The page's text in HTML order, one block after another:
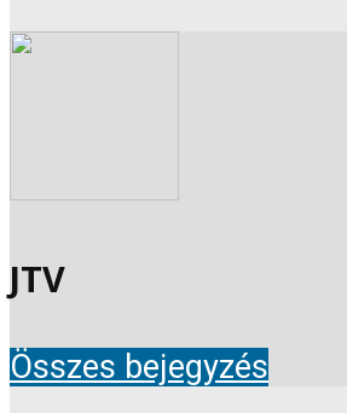
JTV
Összes bejegyzés